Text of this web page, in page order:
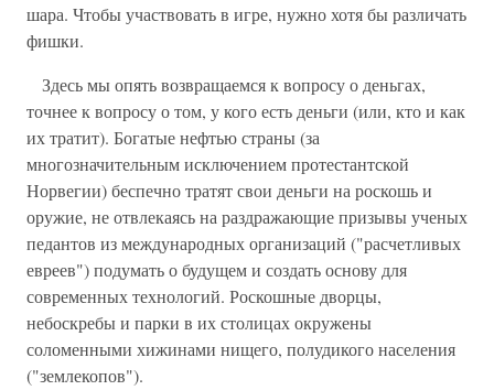
шара. Чтобы участвовать в игре, нужно хотя бы различать
фишки.
Здесь мы опять возвращаемся к вопросу о деньгах,
точнее к вопросу о том, у кого есть деньги (или, кто и как
их тратит). Богатые нефтью страны (за
многозначительным исключением протестантской
Норвегии) беспечно тратят свои деньги на роскошь и
оружие, не отвлекаясь на раздражающие призывы ученых
педантов из международных организаций ("расчетливых
евреев") подумать о будущем и создать основу для
современных технологий. Роскошные дворцы,
небоскребы и парки в их столицах окружены
соломенными хижинами нищего, полудикого населения
("землекопов").